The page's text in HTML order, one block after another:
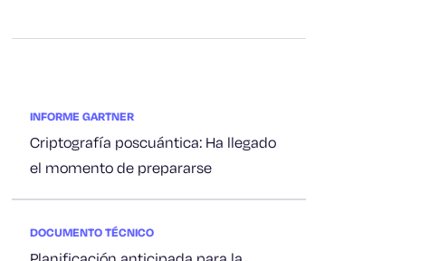
INFORME GARTNER
Criptografía poscuántica: Ha llegado
el momento de prepararse
DOCUMENTO TÉCNICO